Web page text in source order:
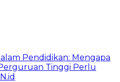
Pendidikan: Mengapa
Tinggi Perlu